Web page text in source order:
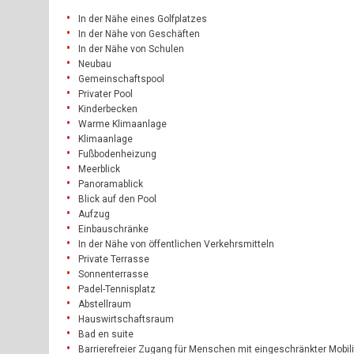
In der Nähe eines Golfplatzes
In der Nähe von Geschäften
In der Nähe von Schulen
Neubau
Gemeinschaftspool
Privater Pool
Kinderbecken
Warme Klimaanlage
Klimaanlage
Fußbodenheizung
Meerblick
Panoramablick
Blick auf den Pool
Aufzug
Einbauschränke
In der Nähe von öffentlichen Verkehrsmitteln
Private Terrasse
Sonnenterrasse
Padel-Tennisplatz
Abstellraum
Hauswirtschaftsraum
Bad en suite
Barrierefreier Zugang für Menschen mit eingeschränkter